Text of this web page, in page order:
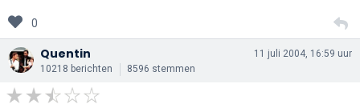
0
Quentin
10218 berichten 8596 stemmen
11 juli 2004, 16:59 uur